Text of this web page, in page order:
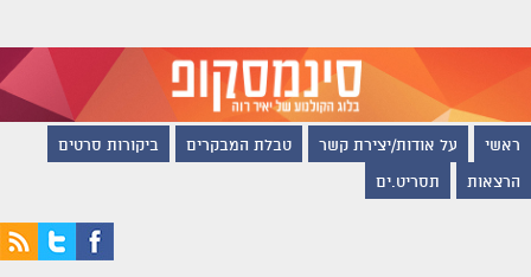
ראשי על אודות/יצירת קשר טבלת המבקרים ביקורות סרטים
הרצאות תסריט.ים